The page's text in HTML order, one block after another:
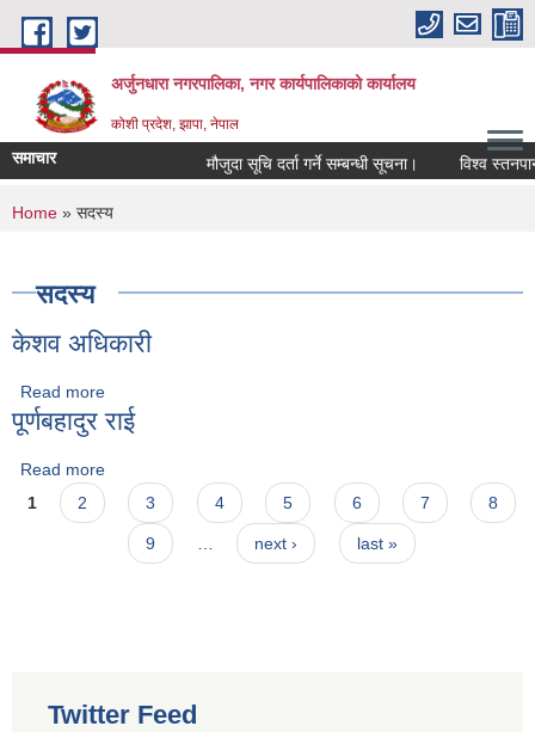
Skip to main content
अर्जुनधारा नगरपालिका, नगर कार्यपालिकाको कार्यालय
कोशी प्रदेश, झापा, नेपाल
समाचार मौजुदा सूचि दर्ता गर्ने सम्बन्धी सूचना। विश्व
You are here
Home » सदस्य
सदस्य
केशव अधिकारी
Read more
पूर्णबहादुर राई
Read more
Pages
1 2 3 4 5 6 7 8
9 … next › last »
Twitter Feed